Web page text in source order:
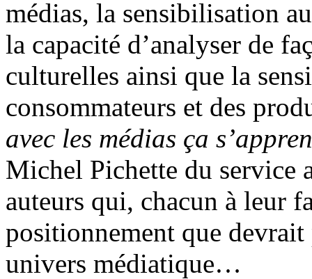
médias, la sensibilisation
la capacité d’analyser de
culturelles ainsi que la
consommateurs et des
avec les médias ça
Michel Pichette du service
auteurs qui, chacun à leur
positionnement que devrait
univers médiatique…